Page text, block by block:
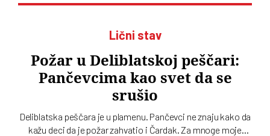
Lični stav
Požar u Deliblatskoj peščari:
Pančevcima kao svet da se
srušio
Deliblatska peščara je u plamenu. Pančevci ne znaju kako da
kažu deci da je požar zahvatio i Čardak. Za mnoge moje